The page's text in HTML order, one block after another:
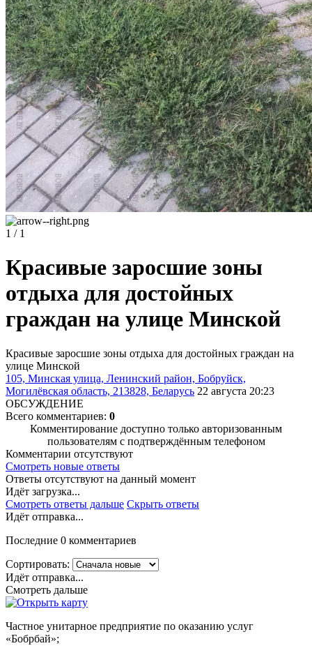
1 / 1
Красивые заросшие зоны
отдыха для достойных
граждан на улице Минской
Красивые заросшие зоны отдыха для достойных граждан на
улице Минской
105, Минская улица, Ленинский район, Бобруйск,
Могилёвская область, 213828, Беларусь 22 августа 20:23
ОБСУЖДЕНИЕ
Всего комментариев: 0
Комментирование доступно только авторизованным
пользователям с подтверждённым телефоном
Комментарии отсутствуют
Смотреть новые ответы
Ответы отсутствуют на данный момент
Идёт загрузка...
Смотреть ответы дальше Скрыть ответы
Идёт отправка...
Последние 0 комментариев
Сортировать:
Идёт отправка...
Смотреть дальше
Частное унитарное предприятие по оказанию услуг
«Бобрбай»;